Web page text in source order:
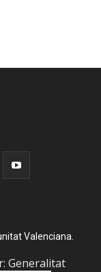
Valenciana.
Generalitat